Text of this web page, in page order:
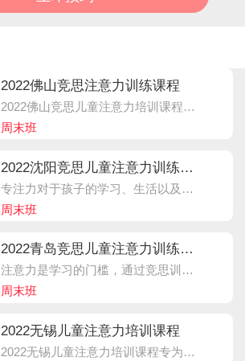
2022佛山竞思注意力训练课程
2022佛山竞思儿童注意力培训课程专为5-12岁孩子研发，采用国际上先进的科学脑电生物反馈技术进行注意力训练，由电子学、教育学、教育心理学专家共同分析定制专属提升方案。通过科学的方法指导和国内外先进的育儿理念，全方位提升孩子注意力问题。
周末班
2022沈阳竞思儿童注意力训练课程
专注力对于孩子的学习、生活以及未来工作有着重要的影响。那么，孩子专注力差与哪些因素有关？如何培养和提升孩子专注力呢？2022沈阳儿童注意力培训课程专为5-12岁孩子研发，采用国际上先进的科学脑电生物反馈技术进行注意力训练，全方位提升孩子因注意力产生的“注意力不集中”、“学习动力不足”、“写作业拖拉磨蹭”，“情绪不稳定”，“记忆力差”，“人际关系差”等相关问题。
周末班
2022青岛竞思儿童注意力训练课程
注意力是学习的门槛，通过竞思训练提升注意力的指向性和抗干扰能力，注意力不好的儿童会出现上课坐不住、注意力持续时间短、记不住上课内容等现象。通过竞思专注力训练可以提高记忆的容量，延长记忆时间，提高学习效率，改善听课、做作业的质量。视动协调能力的提高，对规范字形、改变写字速度慢、丢字漏字、写字跳行等状况有帮助。
周末班
2022无锡儿童注意力培训课程
2022无锡儿童注意力培训课程专为5-12岁孩子研发，采用国际上先进的科学脑电生物反馈技术进行注意力训练，全方位提升孩子因注意力产生的“注意力不集中”、“学习动力不足”、“写作业拖拉磨蹭”，“情绪不稳定”，“记忆力差”，“人际关系差”等相关问题，目前已有大批的学员和家长受益!